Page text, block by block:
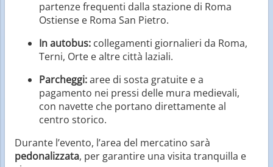
partenze frequenti dalla stazione di Roma
Ostiense e Roma San Pietro.
In autobus: collegamenti giornalieri da Roma,
Terni, Orte e altre città laziali.
Parcheggi:aree di sosta gratuite e a
pagamento nei pressi delle mura medievali,
con navette che portano direttamente al
centro storico.
Durante l’evento, l’area del mercatino sarà
pedonalizzata, per garantire una visita tranquilla e